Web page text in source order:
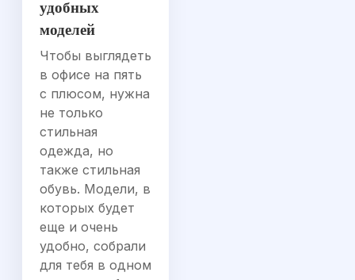
удобных
моделей
Чтобы выглядеть
в офисе на пять
с плюсом, нужна
не только
стильная
одежда, но
также стильная
обувь. Модели, в
которых будет
еще и очень
удобно, собрали
для тебя в одном